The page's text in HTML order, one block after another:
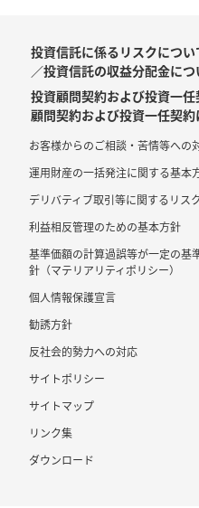
投資信託に係るリスクにつ
／投資信託の収益分配金につ
投資顧問契約および投資一
顧問契約および投資一任契
お客様からのご相談・苦情等への
運用財産の一括発注に関する基本
デリバティブ取引等に関するリス
利益相反管理のための基本方針
基準価額の計算過誤等が一定の基
針（マテリアリティポリシー）
個人情報保護宣言
勧誘方針
反社会的勢力への対応
サイトポリシー
サイトマップ
リンク集
ダウンロード